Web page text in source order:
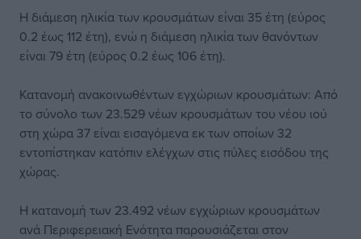
Η διάμεση ηλικία των κρουσμάτων είναι 35 έτη (εύρος
0.2 έως 112 έτη), ενώ η διάμεση ηλικία των θανόντων
είναι 79 έτη (εύρος 0.2 έως 106 έτη).
Κατανομή ανακοινωθέντων εγχώριων κρουσμάτων: Από
το σύνολο των 23.529 νέων κρουσμάτων του νέου ιού
στη χώρα 37 είναι εισαγόμενα εκ των οποίων 32
εντοπίστηκαν κατόπιν ελέγχων στις πύλες εισόδου της
χώρας.
Η κατανομή των 23.492 νέων εγχώριων κρουσμάτων
ανά Περιφερειακή Ενότητα παρουσιάζεται στον